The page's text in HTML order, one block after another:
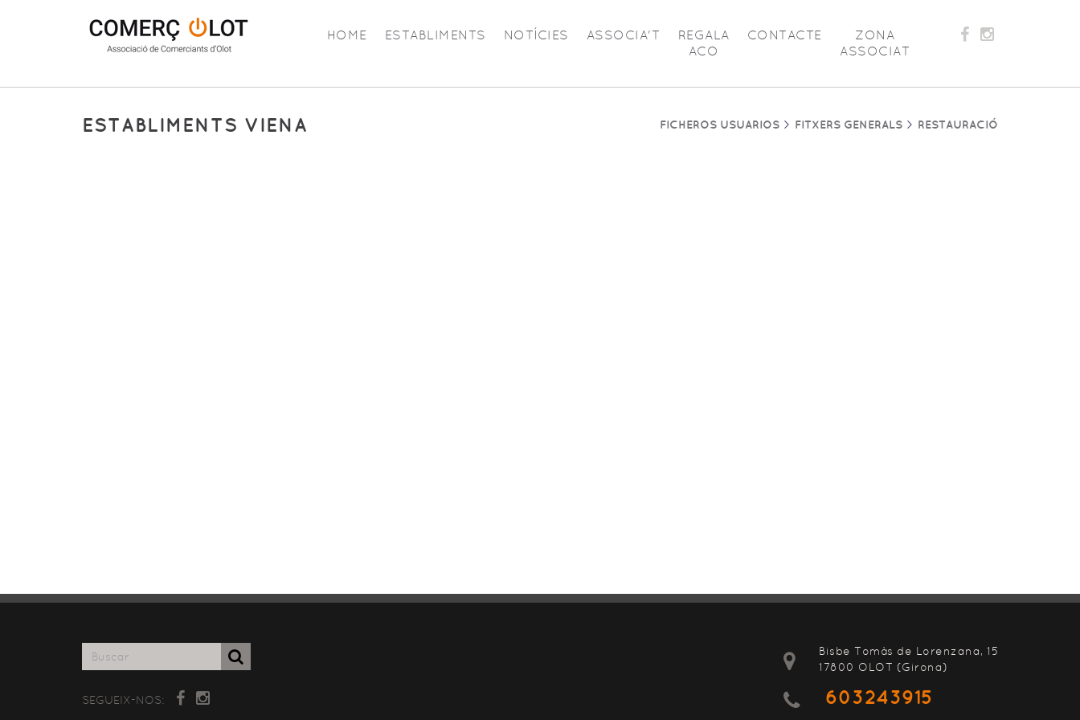
HOME ESTABLIMENTS NOTÍCIES ASSOCIA'T
REGALA
ACO
CONTACTE
ZONA
ASSOCIAT
FICHEROS USUARIOS FITXERS GENERALS RESTAURACIÓ
ESTABLIMENTS VIENA
SEGUEIX-NOS:
Bisbe Tomàs de Lorenzana, 15
17800 OLOT (Girona)
603243915